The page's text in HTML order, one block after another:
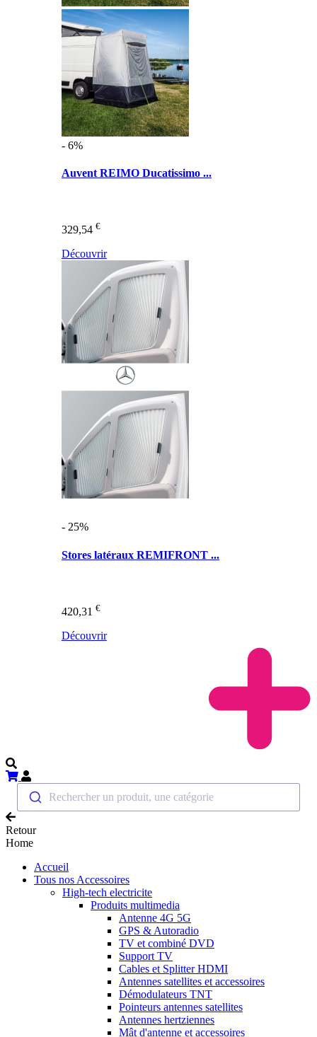
- 6%
Auvent REIMO Ducatissimo ...
329,54 €
Découvrir
- 25%
Stores latéraux REMIFRONT ...
420,31 €
Découvrir
Rechercher un produit, une catégorie
Retour
Home
Accueil
Tous nos Accessoires
High-tech electricite
Produits multimedia
Antenne 4G 5G
GPS & Autoradio
TV et combiné DVD
Support TV
Cables et Splitter HDMI
Antennes satellites et accessoires
Démodulateurs TNT
Pointeurs antennes satellites
Antennes hertziennes
Mât d'antenne et accessoires